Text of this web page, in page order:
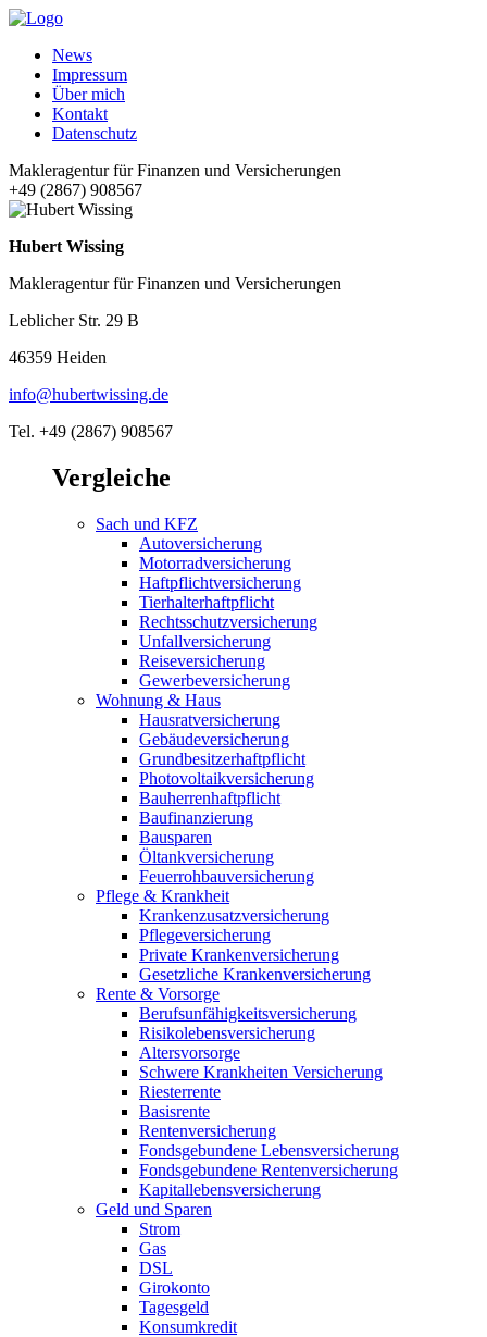
News
Impressum
Über mich
Kontakt
Datenschutz
Makleragentur für Finanzen und Versicherungen
+49 (2867) 908567
Hubert Wissing
Makleragentur für Finanzen und Versicherungen
Leblicher Str. 29 B
46359 Heiden
info@hubertwissing.de
Tel. +49 (2867) 908567
Vergleiche
Sach und KFZ
Autoversicherung
Motorradversicherung
Haftpflichtversicherung
Tierhalterhaftpflicht
Rechtsschutzversicherung
Unfallversicherung
Reiseversicherung
Gewerbeversicherung
Wohnung & Haus
Hausratversicherung
Gebäudeversicherung
Grundbesitzerhaftpflicht
Photovoltaikversicherung
Bauherrenhaftpflicht
Baufinanzierung
Bausparen
Öltankversicherung
Feuerrohbauversicherung
Pflege & Krankheit
Krankenzusatzversicherung
Pflegeversicherung
Private Krankenversicherung
Gesetzliche Krankenversicherung
Rente & Vorsorge
Berufs­unfähigkeitsversicherung
Risikolebensversicherung
Altersvorsorge
Schwere Krankheiten Versicherung
Riesterrente
Basisrente
Rentenversicherung
Fondsgebundene Lebensversicherung
Fondsgebundene Rentenversicherung
Kapitallebensversicherung
Geld und Sparen
Strom
Gas
DSL
Girokonto
Tagesgeld
Konsumkredit